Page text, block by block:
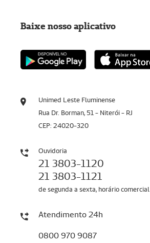
Unimed Leste Fluminense
Rua Dr. Borman, 51 - Niterói - RJ
CEP: 24020-320
Ouvidoria
21 3803-1120
21 3803-1121
de segunda a sexta, horário comercial
Atendimento 24h
0800 970 9087
Baixe nosso aplicativo